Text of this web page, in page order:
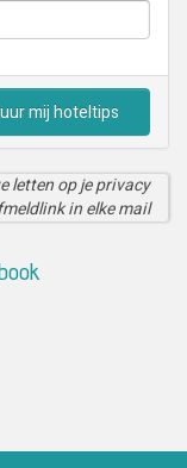
mij hoteltips
letten op je privacy
in elke mail